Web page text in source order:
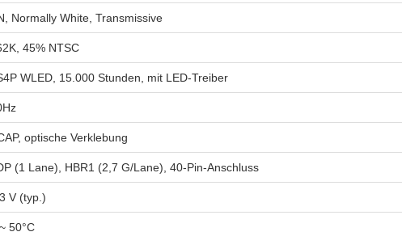
Normally White, Transmissive
45% NTSC
WLED, 15.000 Stunden, mit LED-Treiber
optische Verklebung
(1 Lane), HBR1 (2,7 G/Lane), 40-Pin-Anschluss
V (typ.)
50°C